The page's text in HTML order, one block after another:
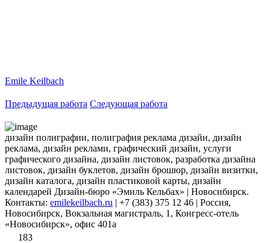
Emile Keilbach
Предыдущая работа Следующая работа
дизайн полиграфии, полиграфия реклама дизайн, дизайн
реклама, дизайн реклами, графический дизайн, услуги
графического дизайна, дизайн листовок, разработка дизайна
листовок, дизайн буклетов, дизайн брошюр, дизайн визитки,
дизайн каталога, дизайн пластиковой карты, дизайн
календарей Дизайн-бюро «Эмиль Кельбах» | Новосибирск.
Контакты: emilekeilbach.ru | +7 (383) 375 12 46 | Россия,
Новосибирск, Вокзальная магистраль, 1, Конгресс-отель
«Новосибирск», офис 401а
183